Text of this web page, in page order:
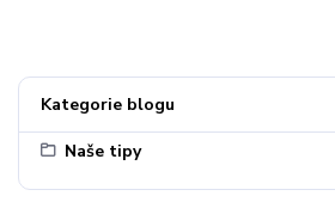
Kategorie blogu
Naše tipy